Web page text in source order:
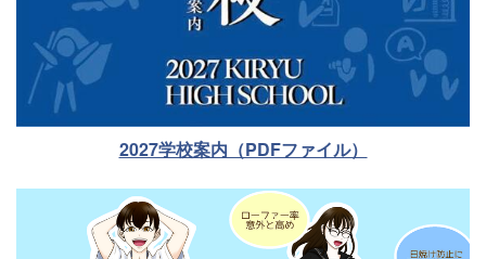
2027学校案内（PDFファイル）